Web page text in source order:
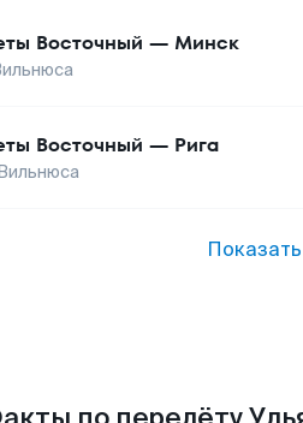
Восточный — Минск
Восточный — Рига